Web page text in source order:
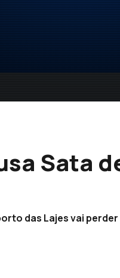
Sata
das Lajes vai